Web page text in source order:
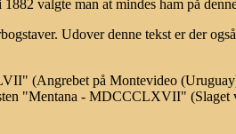
valgte man at mindes ham på
Udover denne tekst er der
(Angrebet på Montevideo
"Mentana - MDCCCLXVII" (Slaget